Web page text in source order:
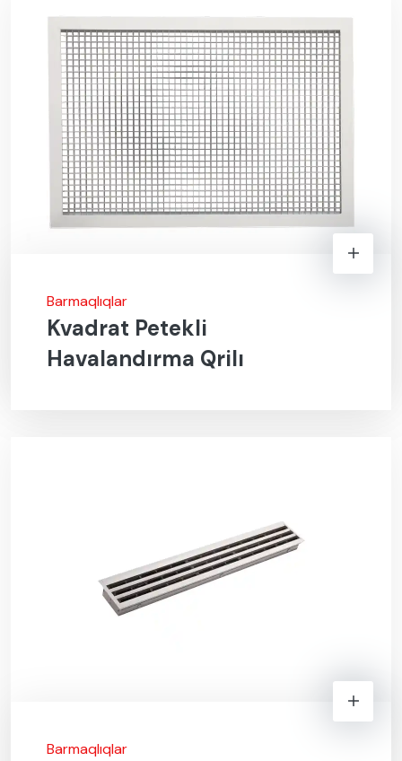
Barmaqlıqlar
Kvadrat Petekli
Havalandırma Qrilı
Barmaqlıqlar